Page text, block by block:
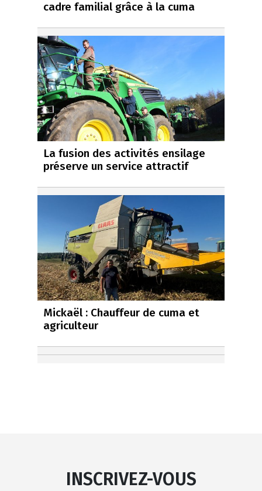
cadre familial grâce à la cuma
La fusion des activités ensilage
préserve un service attractif
Mickaël : Chauffeur de cuma et
agriculteur
INSCRIVEZ-VOUS